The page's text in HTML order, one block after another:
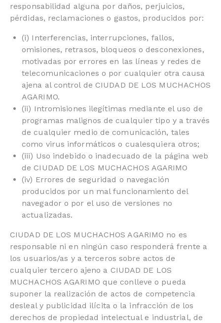
responsabilidad alguna por daños, perjuicios,
pérdidas, reclamaciones o gastos, producidos por:
(i) Interferencias, interrupciones, fallos,
omisiones, retrasos, bloqueos o desconexiones,
motivadas por errores en las líneas y redes de
telecomunicaciones o por cualquier otra causa
ajena al control de CIUDAD DE LOS MUCHACHOS
AGARIMO.
(ii) Intromisiones ilegítimas mediante el uso de
programas malignos de cualquier tipo y a través
de cualquier medio de comunicación, tales
como virus informáticos o cualesquiera otros;
(iii) Uso indebido o inadecuado de la página web
de CIUDAD DE LOS MUCHACHOS AGARIMO
(iv) Errores de seguridad o navegación
producidos por un mal funcionamiento del
navegador o por el uso de versiones no
actualizadas.
CIUDAD DE LOS MUCHACHOS AGARIMO no es
responsable ni en ningún caso responderá frente a
los usuarios/as y a terceros sobre actos de
cualquier tercero ajeno a CIUDAD DE LOS
MUCHACHOS AGARIMO que conlleve o pueda
suponer la realización de actos de competencia
desleal y publicidad ilícita o la infracción de los
derechos de propiedad intelectual e industrial, de